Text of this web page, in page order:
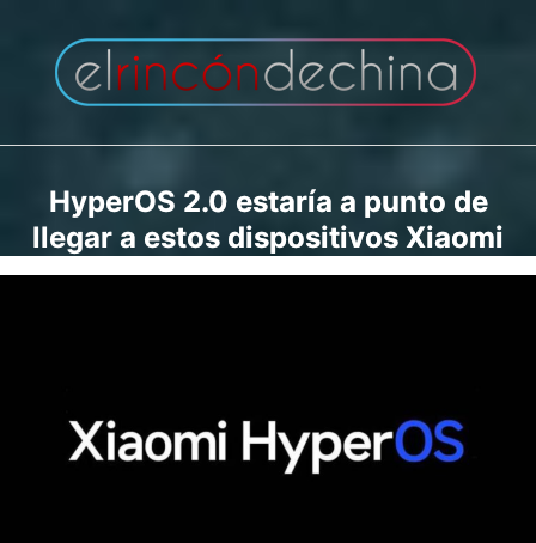
contenido
HyperOS 2.0 estaría a punto de
llegar a estos dispositivos Xiaomi